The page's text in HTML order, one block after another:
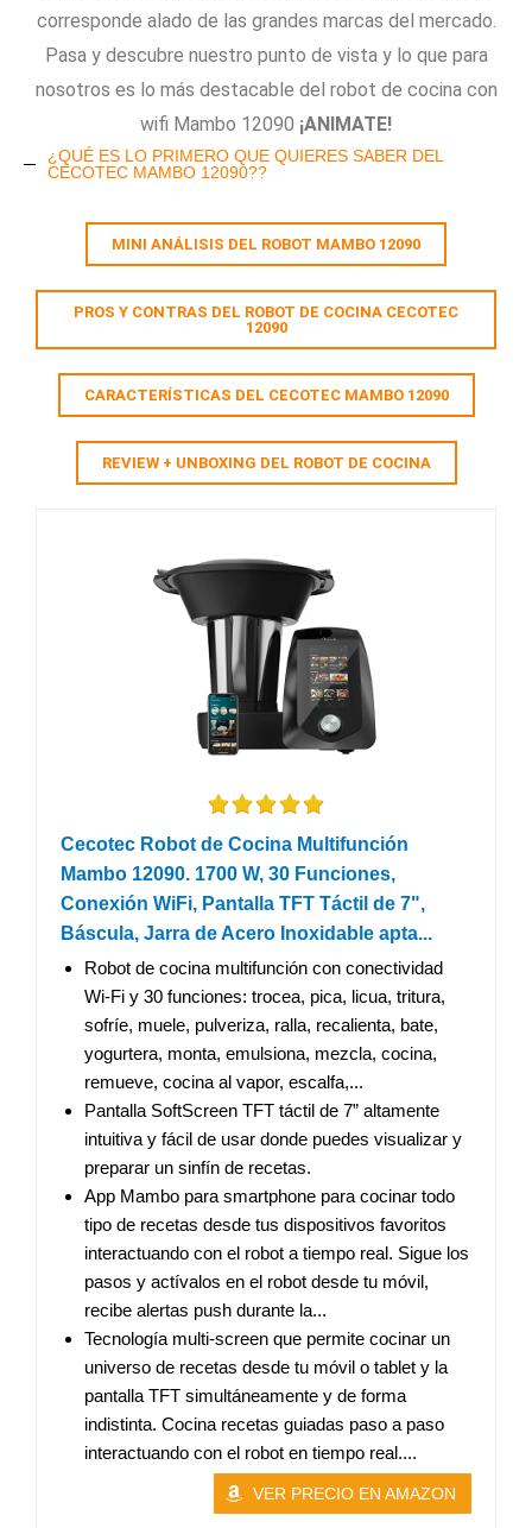
corresponde alado de las grandes marcas del mercado.
Pasa y descubre nuestro punto de vista y lo que para
nosotros es lo más destacable del robot de cocina con
wifi Mambo 12090 ¡ANIMATE!
¿QUÉ ES LO PRIMERO QUE QUIERES SABER DEL
CECOTEC MAMBO 12090??
MINI ANÁLISIS DEL ROBOT MAMBO 12090
PROS Y CONTRAS DEL ROBOT DE COCINA CECOTEC
12090
CARACTERÍSTICAS DEL CECOTEC MAMBO 12090
REVIEW + UNBOXING DEL ROBOT DE COCINA
Cecotec Robot de Cocina Multifunción
Mambo 12090. 1700 W, 30 Funciones,
Conexión WiFi, Pantalla TFT Táctil de 7",
Báscula, Jarra de Acero Inoxidable apta...
Robot de cocina multifunción con conectividad
Wi-Fi y 30 funciones: trocea, pica, licua, tritura,
sofríe, muele, pulveriza, ralla, recalienta, bate,
yogurtera, monta, emulsiona, mezcla, cocina,
remueve, cocina al vapor, escalfa,...
Pantalla SoftScreen TFT táctil de 7” altamente
intuitiva y fácil de usar donde puedes visualizar y
preparar un sinfín de recetas.
App Mambo para smartphone para cocinar todo
tipo de recetas desde tus dispositivos favoritos
interactuando con el robot a tiempo real. Sigue los
pasos y actívalos en el robot desde tu móvil,
recibe alertas push durante la...
Tecnología multi-screen que permite cocinar un
universo de recetas desde tu móvil o tablet y la
pantalla TFT simultáneamente y de forma
indistinta. Cocina recetas guiadas paso a paso
interactuando con el robot en tiempo real....
VER PRECIO EN AMAZON